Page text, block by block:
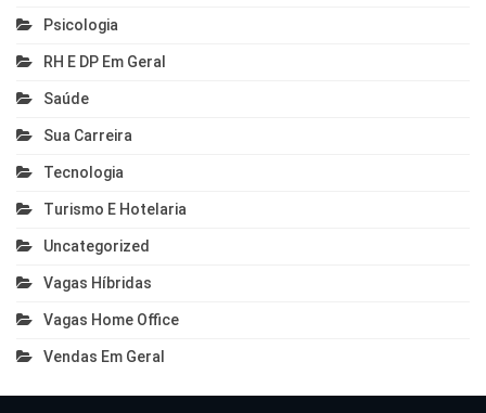
Psicologia
RH E DP Em Geral
Saúde
Sua Carreira
Tecnologia
Turismo E Hotelaria
Uncategorized
Vagas Híbridas
Vagas Home Office
Vendas Em Geral